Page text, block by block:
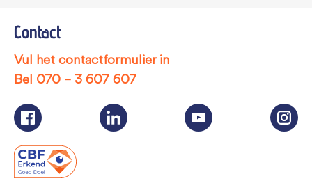
Contact
Vul het contactformulier in
Bel 070 – 3 607 607